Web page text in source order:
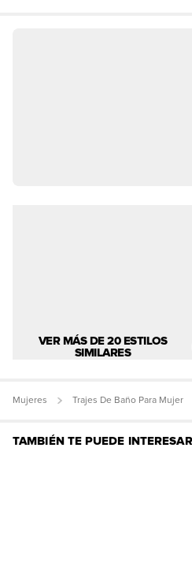
VER MÁS DE 20 ESTILOS
SIMILARES
Mujeres Trajes De Baño Para Mujer
TAMBIÉN TE PUEDE INTERESAR